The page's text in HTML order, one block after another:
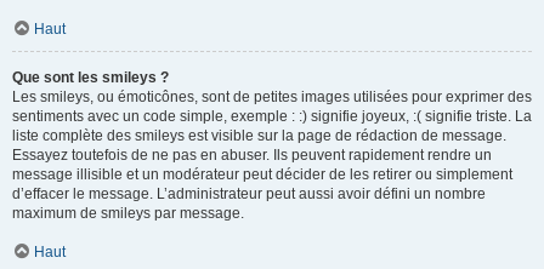
Haut
Que sont les smileys ?
Les smileys, ou émoticônes, sont de petites images utilisées pour exprimer des
sentiments avec un code simple, exemple : :) signifie joyeux, :( signifie triste. La
liste complète des smileys est visible sur la page de rédaction de message.
Essayez toutefois de ne pas en abuser. Ils peuvent rapidement rendre un
message illisible et un modérateur peut décider de les retirer ou simplement
d’effacer le message. L’administrateur peut aussi avoir défini un nombre
maximum de smileys par message.
Haut